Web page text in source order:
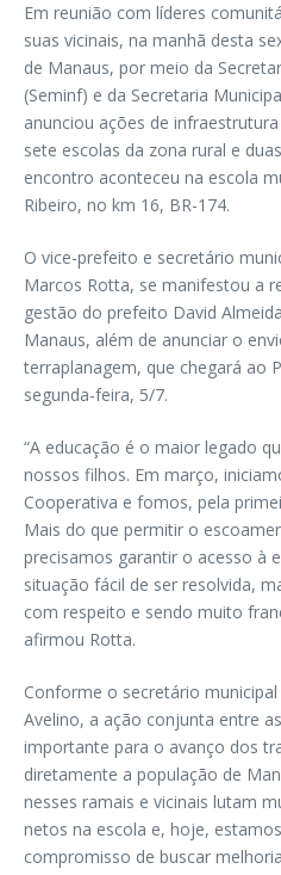
Em reunião com líderes
suas vicinais, na manhã desta
de Manaus, por meio da
(Seminf) e da Secretaria
anunciou ações de
sete escolas da zona rural e
encontro aconteceu na escola
Ribeiro, no km 16, BR-174.
O vice-prefeito e secretário
Marcos Rotta, se manifestou a
gestão do prefeito David
Manaus, além de anunciar o
terraplanagem, que chegará ao
segunda-feira, 5/7.
“A educação é o maior legado
nossos filhos. Em março,
Cooperativa e fomos, pela
Mais do que permitir o
precisamos garantir o acesso à
situação fácil de ser resolvida,
com respeito e sendo muito
afirmou Rotta.
Conforme o secretário
Avelino, a ação conjunta entre
importante para o avanço dos
diretamente a população de
nesses ramais e vicinais lutam
netos na escola e, hoje,
compromisso de buscar